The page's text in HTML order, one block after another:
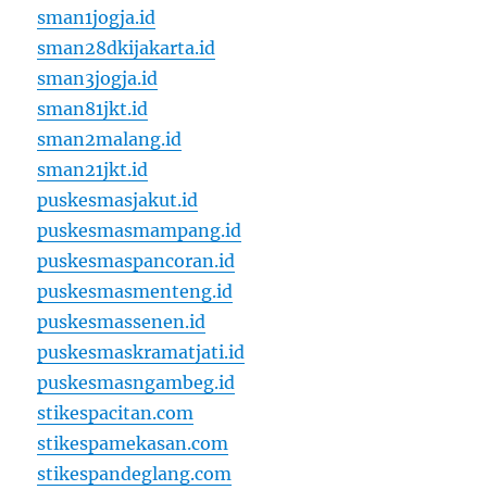
sman1jogja.id
sman28dkijakarta.id
sman3jogja.id
sman81jkt.id
sman2malang.id
sman21jkt.id
puskesmasjakut.id
puskesmasmampang.id
puskesmaspancoran.id
puskesmasmenteng.id
puskesmassenen.id
puskesmaskramatjati.id
puskesmasngambeg.id
stikespacitan.com
stikespamekasan.com
stikespandeglang.com